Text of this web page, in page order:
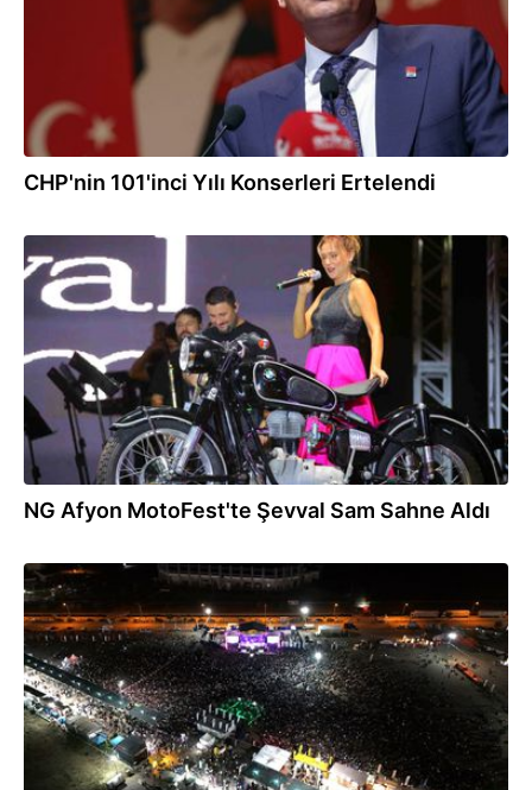
CHP'nin 101'inci Yılı Konserleri Ertelendi
06.09.2024
NG Afyon MotoFest'te Şevval Sam Sahne Aldı
06.09.2024